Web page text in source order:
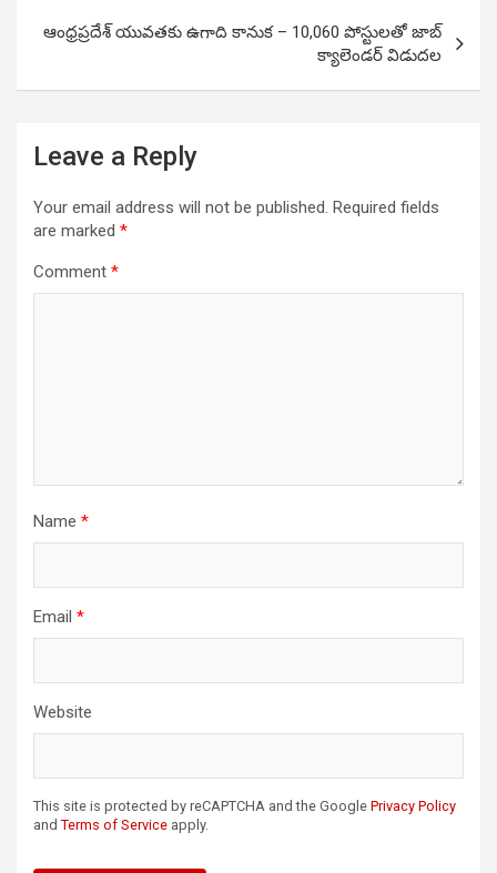
ఆంధ్రప్రదేశ్ యువతకు ఉగాది కానుక – 10,060 పోస్టులతో జాబ్
క్యాలెండర్ విడుదల
Leave a Reply
Your email address will not be published. Required fields
are marked *
Comment *
Name *
Email *
Website
This site is protected by reCAPTCHA and the Google Privacy Policy
and Terms of Service apply.